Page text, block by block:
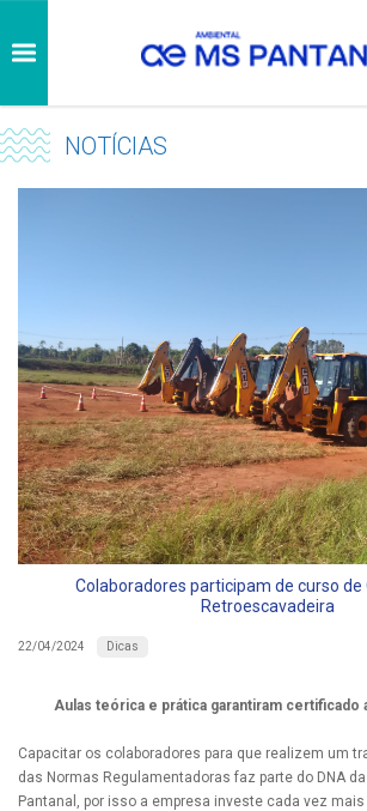
NOTÍCIAS
Colaboradores participam de curso de
Retroescavadeira
22/04/2024 Dicas
Aulas teórica e prática garantiram certificado
Capacitar os colaboradores para que realizem um
das Normas Regulamentadoras faz parte do DNA
Pantanal, por isso a empresa investe cada vez